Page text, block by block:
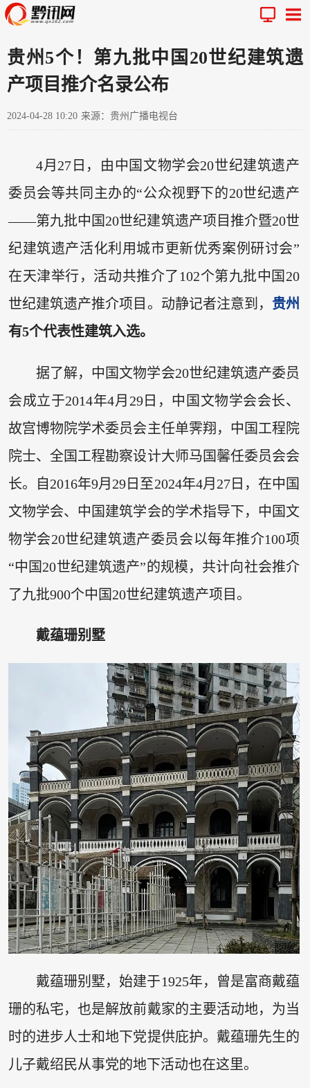
贵州5个！第九批中国20世纪建筑遗
产项目推介名录公布
2024-04-28 10:20 来源：贵州广播电视台
4月27日，由中国文物学会20世纪建筑遗产
委员会等共同主办的“公众视野下的20世纪遗产
——第九批中国20世纪建筑遗产项目推介暨20世
纪建筑遗产活化利用城市更新优秀案例研讨会”
在天津举行，活动共推介了102个第九批中国20
世纪建筑遗产推介项目。动静记者注意到， 贵州
有5个代表性建筑入选。
据了解，中国文物学会20世纪建筑遗产委员
会成立于2014年4月29日，中国文物学会会长、
故宫博物院学术委员会主任单霁翔，中国工程院
院士、全国工程勘察设计大师马国馨任委员会会
长。自2016年9月29日至2024年4月27日，在中国
文物学会、中国建筑学会的学术指导下，中国文
物学会20世纪建筑遗产委员会以每年推介100项
“中国20世纪建筑遗产”的规模，共计向社会推介
了九批900个中国20世纪建筑遗产项目。
戴蕴珊别墅
戴蕴珊别墅，始建于1925年，曾是富商戴蕴
珊的私宅，也是解放前戴家的主要活动地，为当
时的进步人士和地下党提供庇护。戴蕴珊先生的
儿子戴绍民从事党的地下活动也在这里。